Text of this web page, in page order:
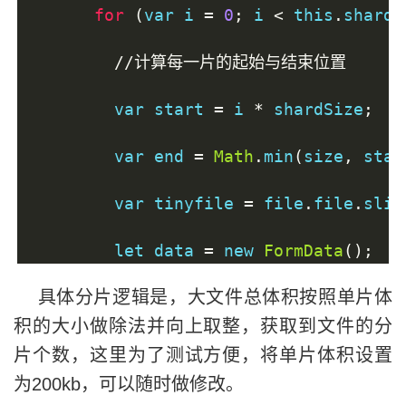
for (var i = 0 ; i < this .
//计算每一片的起始与结束位置
        var start
= i * shardSize ;
        var end
= Math . min(size ,
        var tinyfile
= file . file .
        let data
= new FormData();
        data
.append('count',i);
        data
.append('filename',file.
        const axiosInstance
= this.
具体分片逻辑是，大文件总体积按照单片体
积的大小做除法并向上取整，获取到文件的分
片个数，这里为了测试方便，将单片体积设置
为200kb，可以随时做修改。